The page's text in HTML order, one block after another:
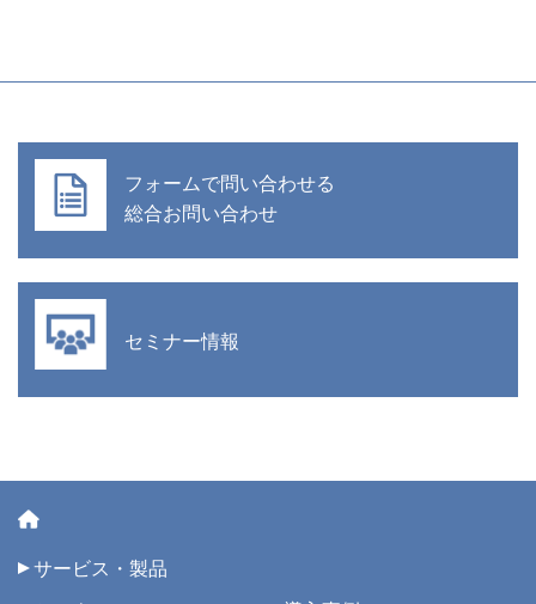
フォームで問い合わせる
総合お問い合わせ
セミナー情報
サービス・製品